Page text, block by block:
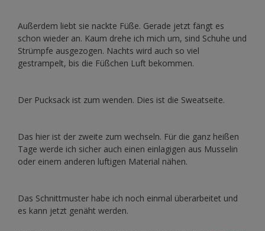
Außerdem liebt sie nackte Füße. Gerade jetzt fängt es
schon wieder an. Kaum drehe ich mich um, sind Schuhe und
Strümpfe ausgezogen. Nachts wird auch so viel
gestrampelt, bis die Füßchen Luft bekommen.
Der Pucksack ist zum wenden. Dies ist die Sweatseite.
Das hier ist der zweite zum wechseln. Für die ganz heißen
Tage werde ich sicher auch einen einlagigen aus Musselin
oder einem anderen luftigen Material nähen.
Das Schnittmuster habe ich noch einmal überarbeitet und
es kann jetzt genäht werden.